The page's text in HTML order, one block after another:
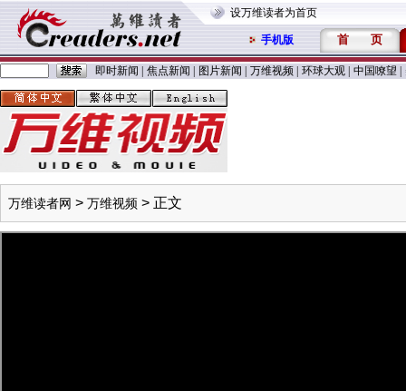
设万维读者为首页
手机版 首 页
即时新闻 焦点新闻 图片新闻 万维视频 环球大观 中国嘹望
万维读者网 > 万维视频 > 正文